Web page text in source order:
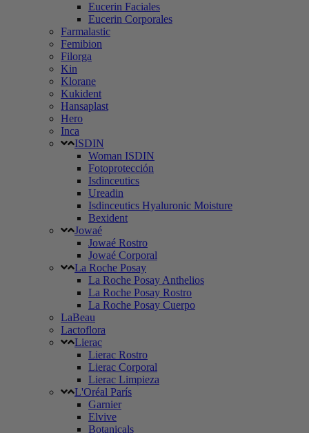
Eucerin Faciales
Eucerin Corporales
Farmalastic
Femibion
Filorga
Kin
Klorane
Kukident
Hansaplast
Hero
Inca
ISDIN
Woman ISDIN
Fotoprotección
Isdinceutics
Ureadin
Isdinceutics Hyaluronic Moisture
Bexident
Jowaé
Jowaé Rostro
Jowaé Corporal
La Roche Posay
La Roche Posay Anthelios
La Roche Posay Rostro
La Roche Posay Cuerpo
LaBeau
Lactoflora
Lierac
Lierac Rostro
Lierac Corporal
Lierac Limpieza
L'Oréal París
Garnier
Elvive
Botanicals